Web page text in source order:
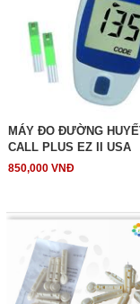
MÁY ĐO ĐƯỜNG
CALL PLUS EZ II USA
850,000 VNĐ